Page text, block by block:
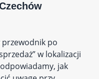
przewodnik po
w lokalizacji
jak